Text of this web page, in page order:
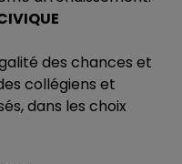
des chances et
collégiens et
dans les choix